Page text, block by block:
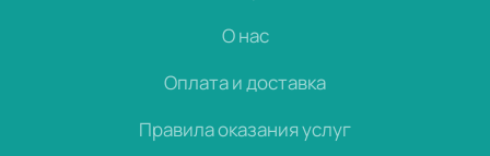
О нас
Оплата и доставка
Правила оказания услуг